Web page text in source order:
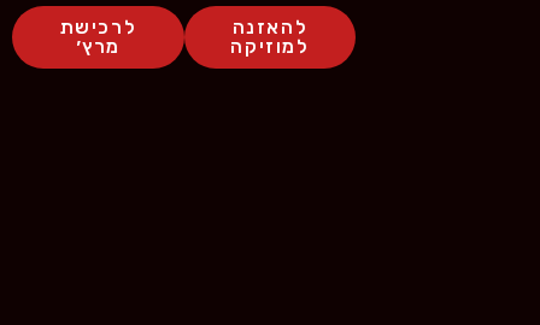
להאזנה
למוזיקה
לרכישת
מרץ׳